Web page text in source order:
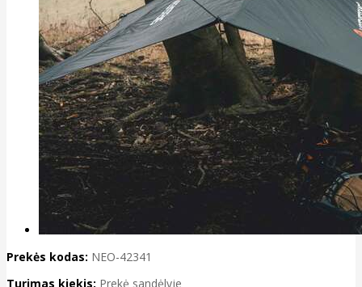
Prekės kodas: NEO-42341
Turimas kiekis: Prekė sandėlyje